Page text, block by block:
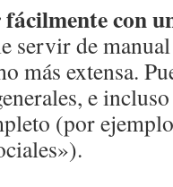
con
servir de
más extensa.
e
(por